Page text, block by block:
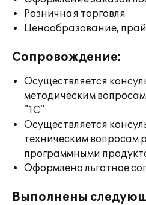
Розничная торговля
Ценообразование,
Сопровождение:
Осуществляется
методическим
"1С"
Осуществляется
техническим вопросам
программными
Оформлено льготное
Выполнены